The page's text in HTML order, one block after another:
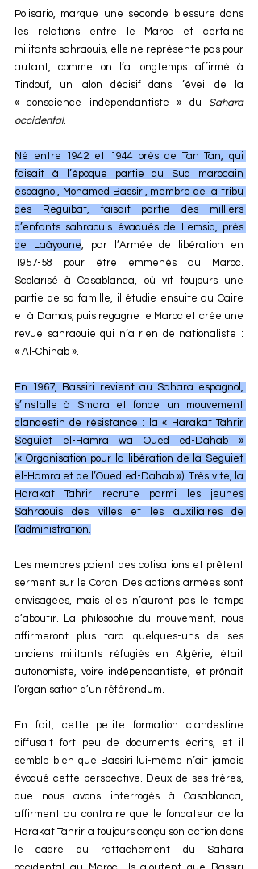
Polisario, marque une seconde blessure dans
les relations entre le Maroc et certains
militants sahraouis, elle ne représente pas pour
autant, comme on l’a longtemps affirmé à
Tindouf, un jalon décisif dans l’éveil de la
« conscience indépendantiste » du Sahara
occidental.
Né entre 1942 et 1944 près de Tan Tan, qui
faisait à l’époque partie du Sud marocain
espagnol, Mohamed Bassiri, membre de la tribu
des Reguibat, faisait partie des milliers
d’enfants sahraouis évacués de Lemsid, près
de Laâyoune, par l’Armée de libération en
1957-58 pour être emmenés au Maroc.
Scolarisé à Casablanca, où vit toujours une
partie de sa famille, il étudie ensuite au Caire
et à Damas, puis regagne le Maroc et crée une
revue sahraouie qui n’a rien de nationaliste :
« Al-Chihab ».
En 1967, Bassiri revient au Sahara espagnol,
s’installe à Smara et fonde un mouvement
clandestin de résistance : la « Harakat Tahrir
Seguiet el-Hamra wa Oued ed-Dahab »
(« Organisation pour la libération de la Seguiet
el-Hamra et de l’Oued ed-Dahab »). Très vite, la
Harakat Tahrir recrute parmi les jeunes
Sahraouis des villes et les auxiliaires de
l’administration.
Les membres paient des cotisations et prêtent
serment sur le Coran. Des actions armées sont
envisagées, mais elles n’auront pas le temps
d’aboutir. La philosophie du mouvement, nous
affirmeront plus tard quelques-uns de ses
anciens militants réfugiés en Algérie, était
autonomiste, voire indépendantiste, et prônait
l’organisation d’un référendum.
En fait, cette petite formation clandestine
diffusait fort peu de documents écrits, et il
semble bien que Bassiri lui-même n’ait jamais
évoqué cette perspective. Deux de ses frères,
que nous avons interrogés à Casablanca,
affirment au contraire que le fondateur de la
Harakat Tahrir a toujours conçu son action dans
le cadre du rattachement du Sahara